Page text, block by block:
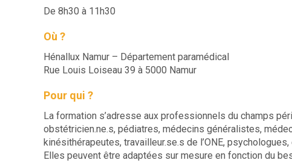
De 8h30 à 11h30
Où ?
Hénallux Namur – Département paramédical
Rue Louis Loiseau 39 à 5000 Namur
Pour qui ?
La formation s’adresse aux professionnels du champs
obstétricien.ne.s, pédiatres, médecins généralistes,
kinésithérapeutes, travailleur.se.s de l’ONE, psychologues,
Elles peuvent être adaptées sur mesure en fonction du